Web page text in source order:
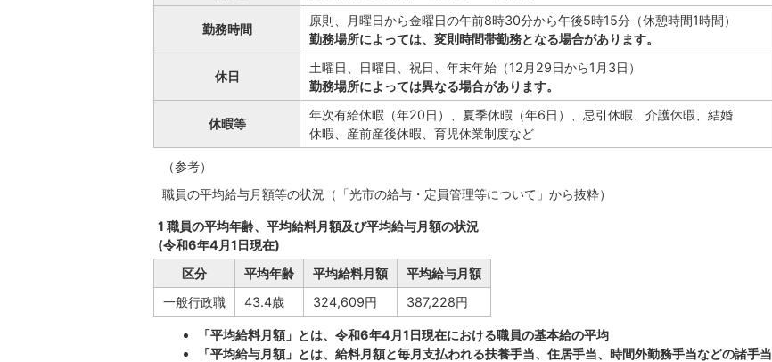
勤務時間
原則、月曜日から金曜日の午前8時30分から午後5時15分（休憩時間1時間）
勤務場所によっては、変則時間帯勤務となる場合があります。
休日
土曜日、日曜日、祝日、年末年始（12月29日から1月3日）
勤務場所によっては異なる場合があります。
休暇等
年次有給休暇（年20日）、夏季休暇（年6日）、忌引休暇、介護休暇、結婚
休暇、産前産後休暇、育児休業制度など
（参考）
職員の平均給与月額等の状況（「光市の給与・定員管理等について」から抜粋）
1 職員の平均年齢、平均給料月額及び平均給与月額の状況
(令和6年4月1日現在)
区分
平均年齢 平均給料月額
平均給与月額
一般行政職
43.4歳 324,609円 387,228円
「平均給料月額」とは、令和6年4月1日現在における職員の基本給の平均
「平均給与月額」とは、給料月額と毎月支払われる扶養手当、住居手当、時間外勤務手当などの諸手当